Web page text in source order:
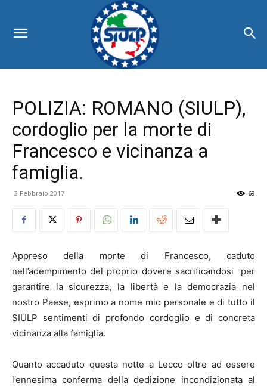
POLIZIA: ROMANO (SIULP),
cordoglio per la morte di
Francesco e vicinanza a
famiglia.
3 Febbraio 2017 69
Appreso della morte di Francesco, caduto
nell’adempimento del proprio dovere sacrificandosi per
garantire la sicurezza, la libertà e la democrazia nel
nostro Paese, esprimo a nome mio personale e di tutto il
SIULP sentimenti di profondo cordoglio e di concreta
vicinanza alla famiglia.
Quanto accaduto questa notte a Lecco oltre ad essere
l’ennesima conferma della dedizione incondizionata al